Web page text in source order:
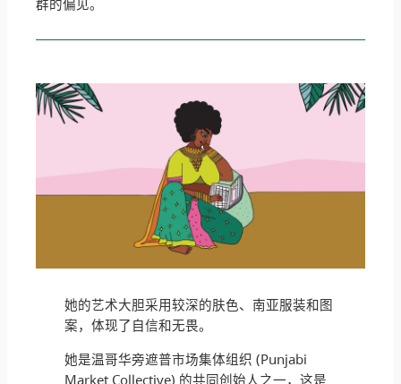
群的偏见。
她的艺术大胆采用较深的肤色、南亚服装和图
案，体现了自信和无畏。
她是温哥华旁遮普市场集体组织 (Punjabi
Market Collective) 的共同创始人之一，这是